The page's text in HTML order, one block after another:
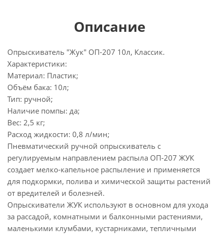
Описание
Опрыскиватель "Жук" ОП-207 10л, Классик.
Характеристики:
Материал: Пластик;
Объём бака: 10л;
Тип: ручной;
Наличие помпы: да;
Вес: 2,5 кг;
Расход жидкости: 0,8 л/мин;
Пневматический ручной опрыскиватель с
регулируемым направлением распыла ОП-207 ЖУК
создает мелко-капельное распыление и применяется
для подкормки, полива и химической защиты растений
от вредителей и болезней.
Опрыскиватели ЖУК используют в основном для ухода
за рассадой, комнатными и балконными растениями,
маленькими клумбами, кустарниками, тепличными